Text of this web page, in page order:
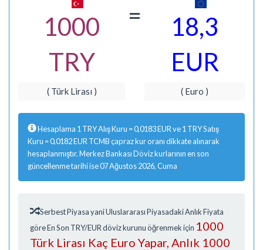
1000
TRY
=
18,3
EUR
( Türk Lirası ) ( Euro )
Hesaplama 1 TRY Alış Kuru = 0,0183 EUR ve 1 TRY Satış
Kuru = 0,0182 EUR TCMB çapraz kur oranı dikkate alınarak
hesaplanmıştır. Merkez Bankası Döviz kurlarının en son
güncellenme tarihi ise 07 Ağustos 2026, Cuma
Serbest Piyasa yani Uluslararası Piyasadaki Anlık Fiyata
göre En Son TRY/EUR döviz kurunu öğrenmek için 1000
Türk Lirası Kaç Euro Yapar, Anlık 1000